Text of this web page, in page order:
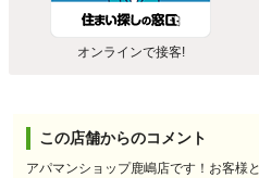
オンラインで接客!
この店舗からのコメント
アパマンショップ鹿嶋店です！お客様